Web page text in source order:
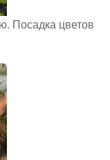
Посадка цветов